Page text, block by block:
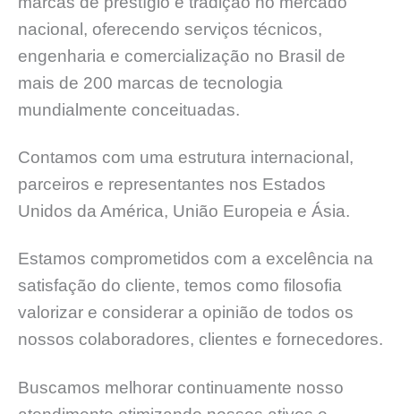
nacional, oferecendo serviços técnicos,
engenharia e comercialização no Brasil de
mais de 200 marcas de tecnologia
mundialmente conceituadas.
Contamos com uma estrutura internacional,
parceiros e representantes nos Estados
Unidos da América, União Europeia e Ásia.
Estamos comprometidos com a excelência na
satisfação do cliente, temos como filosofia
valorizar e considerar a opinião de todos os
nossos colaboradores, clientes e fornecedores.
Buscamos melhorar continuamente nosso